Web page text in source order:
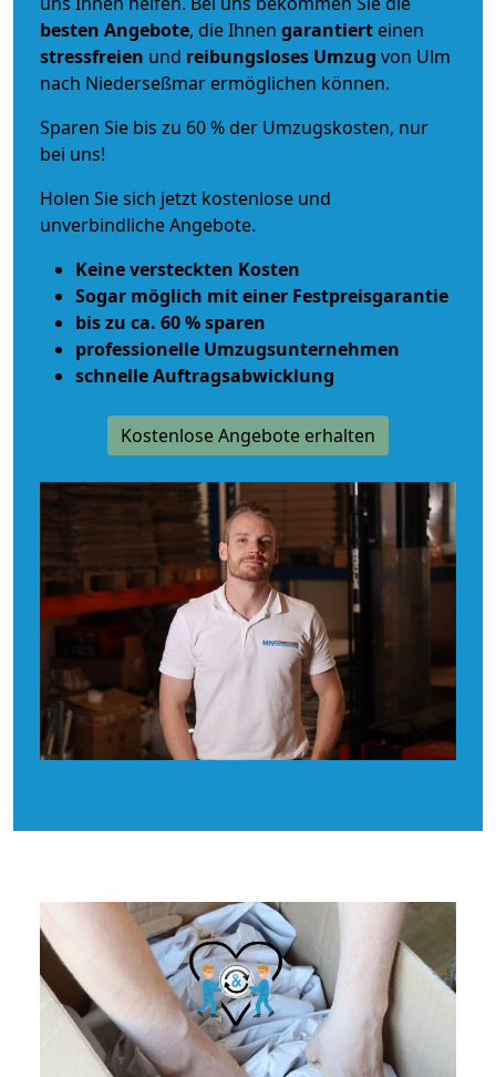
besten Angebote, die Ihnen garantiert einen
stressfreien und reibungsloses Umzug von Ulm
nach Niederseßmar ermöglichen können.
Sparen Sie bis zu 60 % der Umzugskosten, nur
bei uns!
Holen Sie sich jetzt kostenlose und
unverbindliche Angebote.
Keine versteckten Kosten
Sogar möglich mit einer Festpreisgarantie
bis zu ca. 60 % sparen
professionelle Umzugsunternehmen
schnelle Auftragsabwicklung
Kostenlose Angebote erhalten